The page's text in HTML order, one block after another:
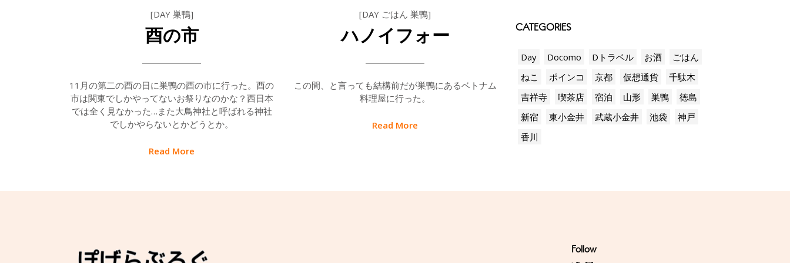
[DAY 巣鴨]
酉の市
11月の第二の酉の日に巣鴨の酉の市に行った。酉の
市は関東でしかやってないお祭りなのかな？西日本
では全く見なかった…また大鳥神社と呼ばれる神社
でしかやらないとかどうとか。
Read More
[DAY ごはん 巣鴨]
ハノイフォー
この間、と言っても結構前だが巣鴨にあるベトナム
料理屋に行った。
Read More
CATEGORIES
Day Docomo Dトラベル お酒
ごはん
ねこ
ポインコ 京都 仮想通貨
千駄木
吉祥寺
喫茶店 宿泊 山形 巣鴨
徳島
新宿
東小金井 武蔵小金井 池袋
神戸
香川
Follow